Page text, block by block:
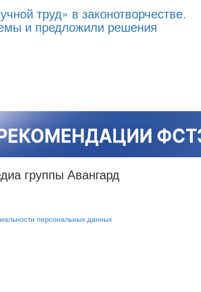
труд» в законотворчестве.
и предложили решения
группы Авангард
персональных данных